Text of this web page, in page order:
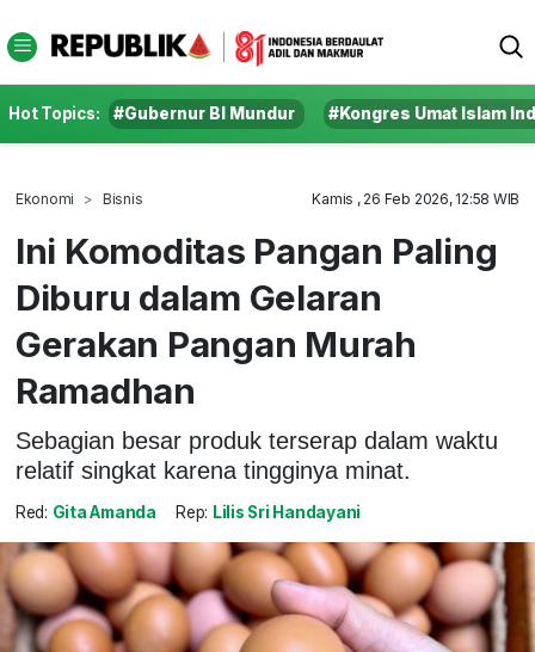
Hot Topics: #Gubernur BI Mundur #Kongres Umat Islam
Ekonomi Bisnis Kamis , 26 Feb 2026, 12:58 WIB
Ini Komoditas Pangan Paling
Diburu dalam Gelaran
Gerakan Pangan Murah
Ramadhan
Sebagian besar produk terserap dalam waktu
relatif singkat karena tingginya minat.
Red: Gita Amanda Rep: Lilis Sri Handayani